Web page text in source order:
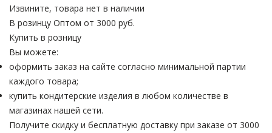
Извините, товара нет в наличии
В розинцу Оптом от 3000 руб.
Купить в розницу
Вы можете:
оформить заказ на сайте согласно минимальной партии
каждого товара;
купить кондитерские изделия в любом количестве в
магазинах нашей сети.
Получите скидку и бесплатную доставку при заказе от 3000